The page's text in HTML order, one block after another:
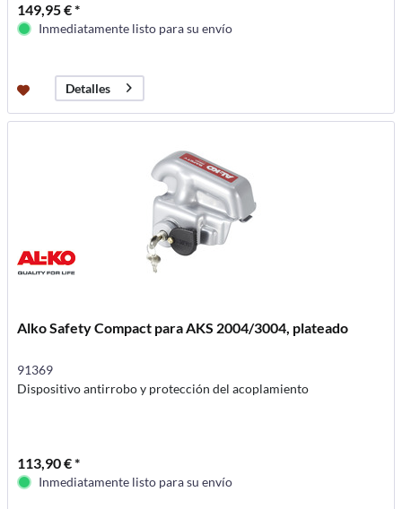
149,95 € *
Inmediatamente listo para su envío
Detalles
Alko Safety Compact para AKS 2004/3004, plateado
91369
Dispositivo antirrobo y protección del acoplamiento
113,90 € *
Inmediatamente listo para su envío